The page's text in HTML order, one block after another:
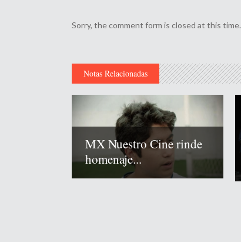
Sorry, the comment form is closed at this time.
Notas Relacionadas
MX Nuestro Cine rinde
homenaje...